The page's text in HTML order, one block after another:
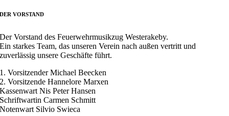
DER VORSTAND
Der Vorstand des Feuerwehrmusikzug Westerakeby.
Ein starkes Team, das unseren Verein nach außen vertritt und
zuverlässig unsere Geschäfte führt.
1. Vorsitzender Michael Beecken
2. Vorsitzende Hannelore Marxen
Kassenwart Nis Peter Hansen
Schriftwartin Carmen Schmitt
Notenwart Silvio Swieca